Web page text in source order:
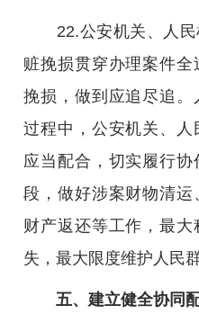
22.公安机关、人民
赃挽损贯穿办理案件
挽损，做到应追尽追
过程中，公安机关、
应当配合，切实履行
段，做好涉案财物清
财产返还等工作，最
失，最大限度维护人民
五、建立健全协同配